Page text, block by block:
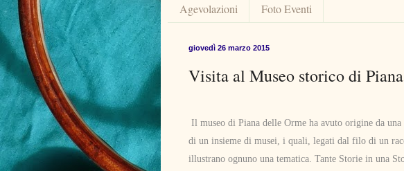
Agevolazioni
Foto Eventi
giovedì 26 marzo 2015
Visita al Museo storico di
Il museo di Piana delle Orme ha avuto origine da
di un insieme di musei, i quali, legati dal filo di un
illustrano ognuno una tematica. Tante Storie in una